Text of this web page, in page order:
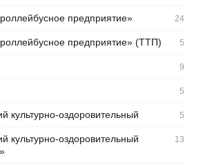
предприятие» 24
предприятие» (ТТП) 5
9
5
культурно-оздоровительный 5
культурно-оздоровительный
13